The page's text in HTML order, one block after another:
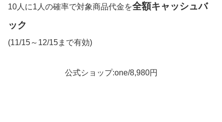
10人に1人の確率で対象商品代金を全額キャッシュバ
ック
(11/15～12/15まで有効)
公式ショップ:one/8,980円